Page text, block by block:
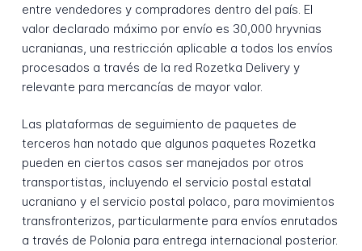
entre vendedores y compradores dentro del país. El
valor declarado máximo por envío es 30,000 hryvnias
ucranianas, una restricción aplicable a todos los envíos
procesados a través de la red Rozetka Delivery y
relevante para mercancías de mayor valor.
Las plataformas de seguimiento de paquetes de
terceros han notado que algunos paquetes Rozetka
pueden en ciertos casos ser manejados por otros
transportistas, incluyendo el servicio postal estatal
ucraniano y el servicio postal polaco, para movimientos
transfronterizos, particularmente para envíos enrutados
a través de Polonia para entrega internacional posterior.